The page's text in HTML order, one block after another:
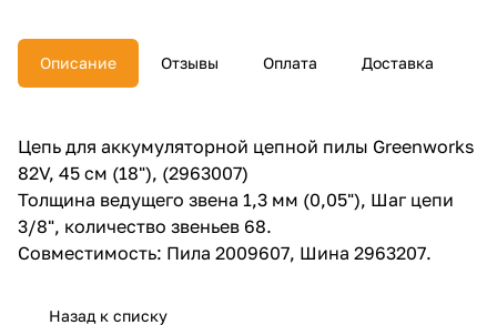
Описание Отзывы Оплата Доставка
Цепь для аккумуляторной цепной пилы Greenworks
82V, 45 см (18"), (2963007)
Толщина ведущего звена 1,3 мм (0,05"), Шаг цепи
3/8", количество звеньев 68.
Совместимость: Пила 2009607, Шина 2963207.
Назад к списку
раз в 2
недели